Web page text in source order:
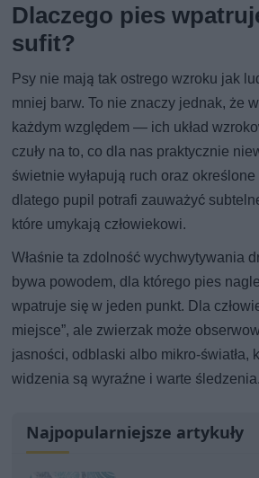
Dlaczego pies
sufit?
Psy nie mają tak ostrego wzroku jak
mniej barw. To nie znaczy jednak, że
każdym względem — ich układ
czuły na to, co dla nas praktycznie
świetnie wyłapują ruch oraz określone
dlatego pupil potrafi zauważyć
które umykają człowiekowi.
Właśnie ta zdolność wychwytywania
bywa powodem, dla którego pies
wpatruje się w jeden punkt. Dla
miejsce”, ale zwierzak może
jasności, odblaski albo mikro-światła,
widzenia są wyraźne i warte śledzenia.
Najpopularniejsze artykuły